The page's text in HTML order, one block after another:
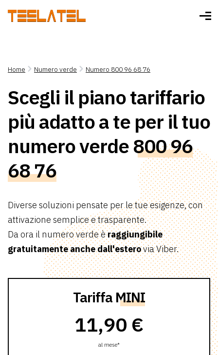
Home Numero verde Numero 800 96 68 76
Scegli il piano tariffario
più adatto a te per il tuo
numero verde800 96
68 76
Diverse soluzioni pensate per le tue esigenze, con
attivazione semplice e trasparente.
Da ora il numero verde èraggiungibile
gratuitamente anche dall'esterovia Viber.
Tariffa MINI
11,90 €
al mese*